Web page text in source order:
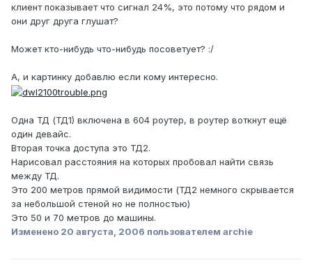
клиент показывает что сигнал 24%, это потому что рядом и
они друг друга глушат?
Может кто-нибудь что-нибудь посоветует? :/
А, и картинку добавлю если кому интересно.
Одна ТД (ТД1) включена в 604 роутер, в роутер воткнут ещё
один девайс.
Вторая точка доступа это ТД2.
Нарисовал расстояния на которых пробовал найти связь
между ТД.
Это 200 метров прямой видимости (ТД2 немного скрывается
за небольшой стеной но не полностью)
Это 50 и 70 метров до машины.
Изменено 20 августа, 2006 пользователем archie